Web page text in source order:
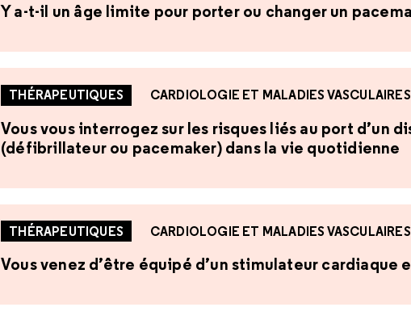
Y a-t-il un âge limite pour porter ou changer un
THÉRAPEUTIQUES CARDIOLOGIE ET MALADIES VASCULAIRES
Vous vous interrogez sur les risques liés au port d’un
(défibrillateur ou pacemaker) dans la vie quotidienne
THÉRAPEUTIQUES CARDIOLOGIE ET MALADIES VASCULAIRES
Vous venez d’être équipé d’un stimulateur cardiaque